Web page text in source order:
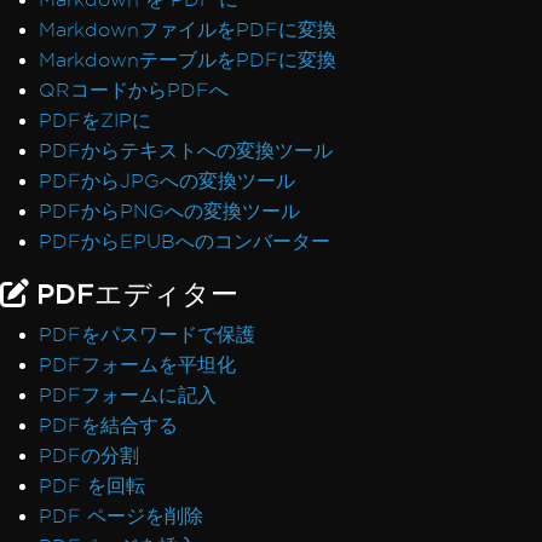
MarkdownファイルをPDFに変換
MarkdownテーブルをPDFに変換
QRコードからPDFへ
PDFをZIPに
PDFからテキストへの変換ツール
PDFからJPGへの変換ツール
PDFからPNGへの変換ツール
PDFからEPUBへのコンバーター
PDFエディター
PDFをパスワードで保護
PDFフォームを平坦化
PDFフォームに記入
PDFを結合する
PDFの分割
PDF を回転
PDF ページを削除